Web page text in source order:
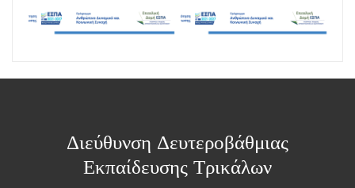
Διεύθυνση Δευτεροβάθμιας
Εκπαίδευσης Τρικάλων